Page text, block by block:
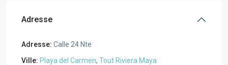
Adresse
Adresse: Calle 24 Nte
Ville: Playa del Carmen, Tout Riviera Maya